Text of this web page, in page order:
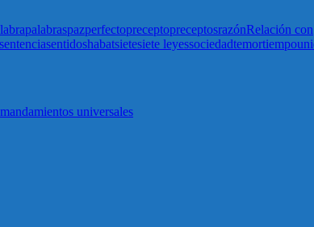
palabraspazperfectopreceptopreceptosrazónRelación con
sentenciasentidoshabatsietesiete leyessociedadtemortiempo
universales